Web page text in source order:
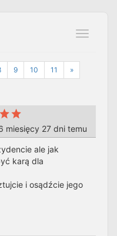
Toggle
9 10 11
»
miesięcy 27 dni temu
ale jak
karą dla
i osądźcie jego